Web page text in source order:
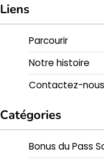
Liens
Parcourir
Notre histoire
Contactez-nous
Catégories
Bonus du Pass